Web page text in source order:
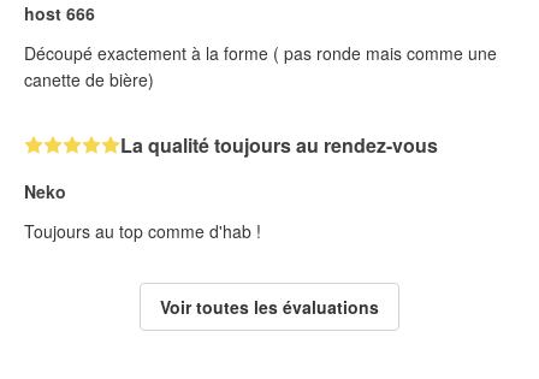
host 666
Découpé exactement à la forme ( pas ronde mais comme une
canette de bière)
La qualité toujours au rendez-vous
Neko
Toujours au top comme d'hab !
Voir toutes les évaluations